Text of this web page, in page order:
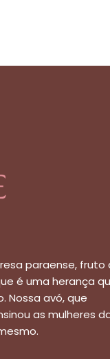
paraense, fruto
é uma herança
Nossa avó, que
as mulheres